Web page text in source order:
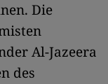
Die
Al-Jazeera
des